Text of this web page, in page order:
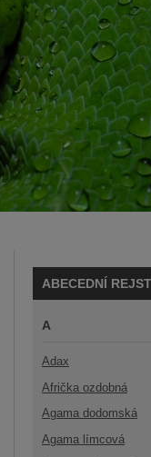
ABECEDNÍ
A
Adax
Afrička ozdobná
Agama dodomská
Agama límcová